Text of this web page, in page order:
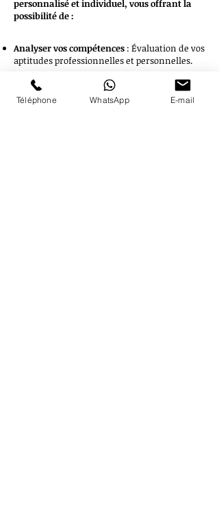
personnalisé et individuel, vous offrant la
possibilité de :
Analyser vos compétences : Évaluation de vos
aptitudes professionnelles et personnelles.
Identifier vos motivations
: Découverte de
vos valeurs et motivations profondes.
Téléphone WhatsApp E-mail